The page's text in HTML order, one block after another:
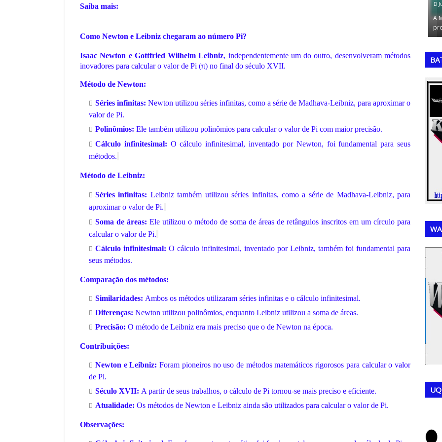
Saiba mais:
Como Newton e Leibniz chegaram ao número Pi?
Isaac Newton e Gottfried Wilhelm Leibniz, independentemente um do outro, desenvolveram métodos
inovadores para calcular o valor de Pi (π) no final do século XVII.
Método de Newton:
Séries infinitas: Newton utilizou séries infinitas, como a série de Madhava-Leibniz, para aproximar o
valor de Pi.
Polinômios: Ele também utilizou polinômios para calcular o valor de Pi com maior precisão.
Cálculo infinitesimal: O cálculo infinitesimal, inventado por Newton, foi fundamental para seus
métodos.
Método de Leibniz:
Séries infinitas: Leibniz também utilizou séries infinitas, como a série de Madhava-Leibniz, para
aproximar o valor de Pi.
Soma de áreas: Ele utilizou o método de soma de áreas de retângulos inscritos em um círculo para
calcular o valor de Pi.
Cálculo infinitesimal: O cálculo infinitesimal, inventado por Leibniz, também foi fundamental para
seus métodos.
Comparação dos métodos:
Similaridades: Ambos os métodos utilizaram séries infinitas e o cálculo infinitesimal.
Diferenças: Newton utilizou polinômios, enquanto Leibniz utilizou a soma de áreas.
Precisão: O método de Leibniz era mais preciso que o de Newton na época.
Contribuições:
Newton e Leibniz: Foram pioneiros no uso de métodos matemáticos rigorosos para calcular o valor
de Pi.
Século XVII: A partir de seus trabalhos, o cálculo de Pi tornou-se mais preciso e eficiente.
Atualidade: Os métodos de Newton e Leibniz ainda são utilizados para calcular o valor de Pi.
Observações:
,
,
A